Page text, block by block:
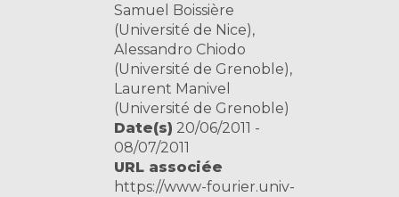
Samuel Boissière
(Université de Nice),
Alessandro Chiodo
(Université de Grenoble),
Laurent Manivel
(Université de Grenoble)
Date(s) 20/06/2011 -
08/07/2011
URL associée
https://www-fourier.univ-